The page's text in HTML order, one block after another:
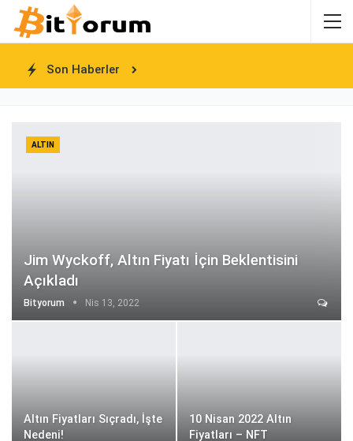
Son Haberler
ALTIN
Jim Wyckoff, Altın Fiyatı İçin Beklentisini
Açıkladı
Bityorum Nis 13, 2022
Altın Fiyatları Sıçradı, İşte
Nedeni!
10 Nisan 2022 Altın
Fiyatları – NFT